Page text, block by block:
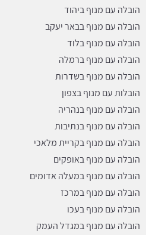
הובלה עם מנוף ביהוד
הובלה עם מנוף בבאר יעקב
הובלה עם מנוף בלוד
הובלה עם מנוף ברמלה
הובלה עם מנוף בשדרות
הובלות עם מנוף בצפון
הובלה עם מנוף בנהריה
הובלה עם מנוף בנתיבות
הובלה עם מנוף בקריית מלאכי
הובלה עם מנוף באופקים
הובלה עם מנוף במעלה אדומים
הובלה עם מנוף במרכז
הובלה עם מנוף בעכו
הובלה עם מנוף במגדל העמק